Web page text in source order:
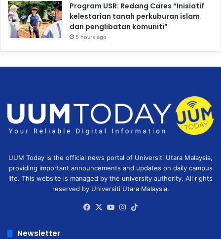
Program USR: Redang Cares “Inisiatif
kelestarian tanah perkuburan islam
dan penglibatan komuniti”
5 hours ago
UUM Today is the official news portal of Universiti Utara Malaysia,
providing important announcements and updates on daily campus
life. This website is managed by the university authority. All rights
reserved by Universiti Utara Malaysia.
Facebook
X YouTubeInstagram
Newsletter